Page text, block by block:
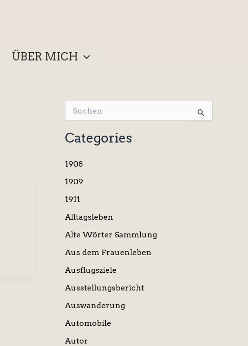
ÜBER MICH
u
c
h
n
a
h
Categories
1908
1909
1911
Alltagsleben
Alte Wörter Sammlung
Aus dem Frauenleben
Ausflugsziele
Ausstellungsbericht
Auswanderung
Automobile
Autor